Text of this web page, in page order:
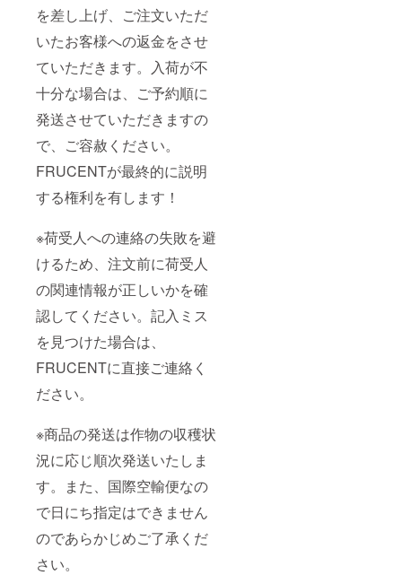
を差し上げ、ご注文いただ
いたお客様への返金をさせ
ていただきます。入荷が不
十分な場合は、ご予約順に
発送させていただきますの
で、ご容赦ください。
FRUCENTが最終的に説明
する権利を有します！
※荷受人への連絡の失敗を避
けるため、注文前に荷受人
の関連情報が正しいかを確
認してください。記入ミス
を見つけた場合は、
FRUCENTに直接ご連絡く
ださい。
※商品の発送は作物の収穫状
況に応じ順次発送いたしま
す。また、国際空輸便なの
で日にち指定はできません
のであらかじめご了承くだ
さい。